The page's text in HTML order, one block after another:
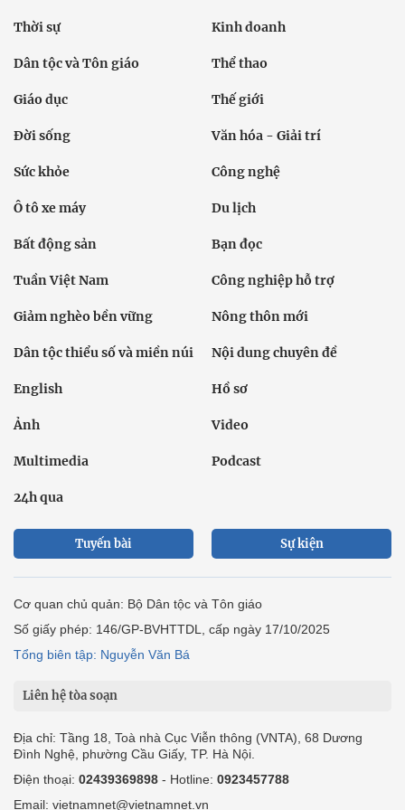
Thời sự Kinh doanh
Dân tộc và Tôn giáo Thể thao
Giáo dục Thế giới
Đời sống Văn hóa - Giải trí
Sức khỏe Công nghệ
Ô tô xe máy Du lịch
Bất động sản Bạn đọc
Tuần Việt Nam Công nghiệp hỗ trợ
Giảm nghèo bền vững Nông thôn mới
Dân tộc thiểu số và miền núi Nội dung chuyên đề
English Hồ sơ
Ảnh Video
Multimedia Podcast
24h qua
Tuyến bài Sự kiện
Cơ quan chủ quản: Bộ Dân tộc và Tôn giáo
Số giấy phép: 146/GP-BVHTTDL, cấp ngày 17/10/2025
Tổng biên tập: Nguyễn Văn Bá
Liên hệ tòa soạn
Địa chỉ: Tầng 18, Toà nhà Cục Viễn thông (VNTA), 68 Dương
Đình Nghệ, phường Cầu Giấy, TP. Hà Nội.
Điện thoại: 02439369898 - Hotline: 0923457788
Email: vietnamnet@vietnamnet.vn